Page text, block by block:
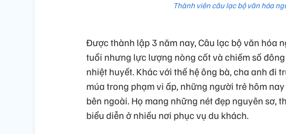
Thành viên câu lạc bộ văn hóa
Được thành lập 3 năm nay, Câu lạc bộ văn hóa
tuổi nhưng lực lượng nòng cốt và chiếm số
nhiệt huyết. Khác với thế hệ ông bà, cha anh đi
múa trong phạm vi ấp, những người trẻ hôm
bên ngoài. Họ mang những nét đẹp nguyên sơ,
biểu diễn ở nhiều nơi phục vụ du khách.